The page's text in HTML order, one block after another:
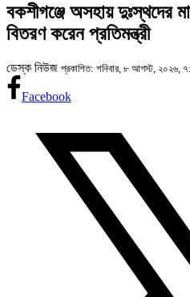
বকশীগঞ্জে অসহায় দুঃস্থদের
বিতরণ করেন প্রতিমন্ত্রী
ডেস্ক নিউজ প্রকাশিত: শনিবার, ৮ আগস্ট, ২০২৬,
Facebook